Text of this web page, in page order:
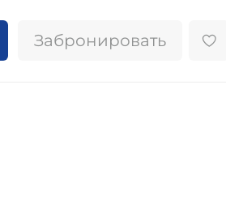
Забронировать